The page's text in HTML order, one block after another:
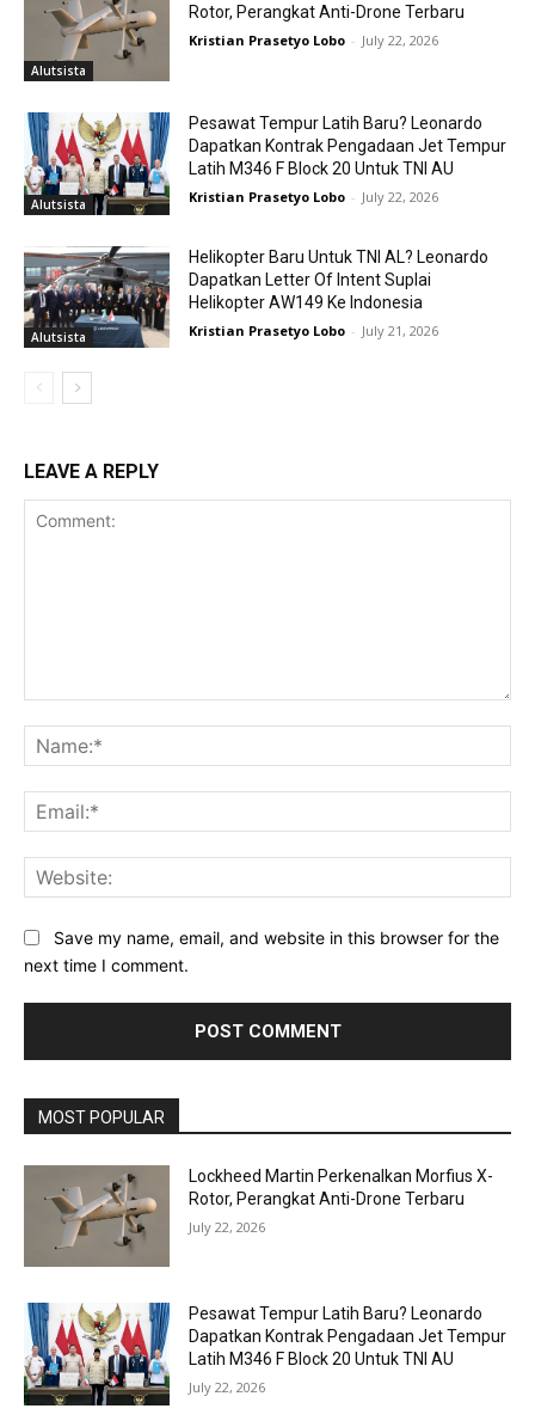
Alutsista
Rotor, Perangkat Anti-Drone Terbaru
Kristian Prasetyo Lobo - July 22, 2026
Alutsista
Pesawat Tempur Latih Baru? Leonardo
Dapatkan Kontrak Pengadaan Jet Tempur
Latih M346 F Block 20 Untuk TNI AU
Kristian Prasetyo Lobo - July 22, 2026
Alutsista
Helikopter Baru Untuk TNI AL? Leonardo
Dapatkan Letter Of Intent Suplai
Helikopter AW149 Ke Indonesia
Kristian Prasetyo Lobo - July 21, 2026
LEAVE A REPLY
Save my name, email, and website in this browser for the
next time I comment.
MOST POPULAR
Lockheed Martin Perkenalkan Morfius X-
Rotor, Perangkat Anti-Drone Terbaru
July 22, 2026
Pesawat Tempur Latih Baru? Leonardo
Dapatkan Kontrak Pengadaan Jet Tempur
Latih M346 F Block 20 Untuk TNI AU
July 22, 2026